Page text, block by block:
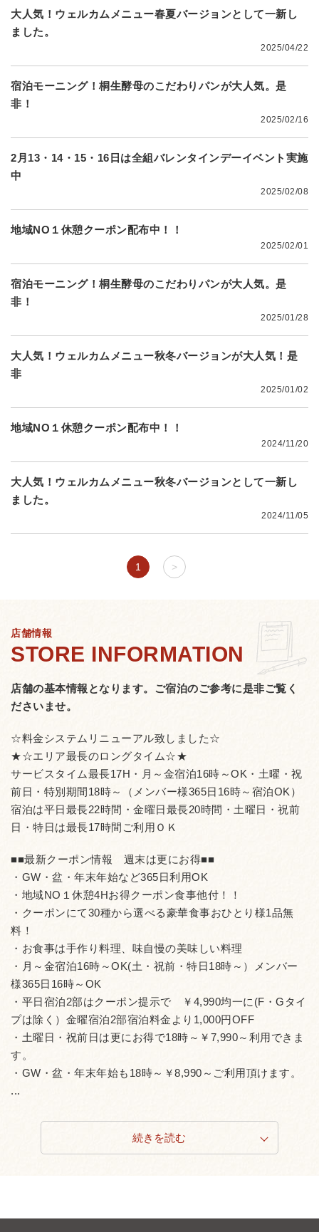
大人気！ウェルカムメニュー春夏バージョンとして一新し
ました。
2025/04/22
宿泊モーニング！桐生酵母のこだわりパンが大人気。是
非！
2025/02/16
2月13・14・15・16日は全組バレンタインデーイベント実施
中
2025/02/08
地域NO１休憩クーポン配布中！！
2025/02/01
宿泊モーニング！桐生酵母のこだわりパンが大人気。是
非！
2025/01/28
大人気！ウェルカムメニュー秋冬バージョンが大人気！是
非
2025/01/02
地域NO１休憩クーポン配布中！！
2024/11/20
大人気！ウェルカムメニュー秋冬バージョンとして一新し
ました。
2024/11/05
1 >
店舗情報
店舗の基本情報となります。 ご宿泊のご参考に是非ご覧く
ださいませ。
☆料金システムリニューアル致しました☆
★☆エリア最長のロングタイム☆★
サービスタイム最長17H・月～金宿泊16時～OK・土曜・祝
前日・特別期間18時～（メンバー様365日16時～宿泊OK）
宿泊は平日最長22時間・金曜日最長20時間・土曜日・祝前
日・特日は最長17時間ご利用ＯＫ
■■最新クーポン情報 週末は更にお得■■
・GW・盆・年末年始など365日利用OK
・地域NO１休憩4Hお得クーポン食事他付！！
・クーポンにて30種から選べる豪華食事おひとり様1品無
料！
・お食事は手作り料理、味自慢の美味しい料理
・月～金宿泊16時～OK(土・祝前・特日18時～）メンバー
様365日16時～OK
・平日宿泊2部はクーポン提示で ￥4,990均一に(F・Gタイ
プは除く）金曜宿泊2部宿泊料金より1,000円OFF
・土曜日・祝前日は更にお得で18時～￥7,990～利用できま
す。
・GW・盆・年末年始も18時～￥8,990～ご利用頂けます。
...
続きを読む